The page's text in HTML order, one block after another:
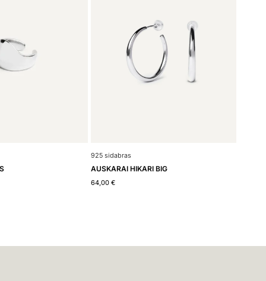
925 sidabras
AUSKARAI HIKARI BIG
64,00€